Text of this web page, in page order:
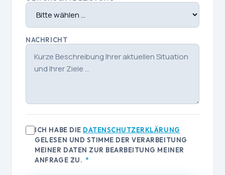
NACHRICHT
ICH HABE DIE DATENSCHUTZERKLÄRUNG
GELESEN UND STIMME DER VERARBEITUNG
MEINER DATEN ZUR BEARBEITUNG MEINER
ANFRAGE ZU. *